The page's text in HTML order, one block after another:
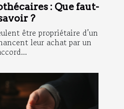
: Que faut-
?
être propriétaire d’un
leur achat par un